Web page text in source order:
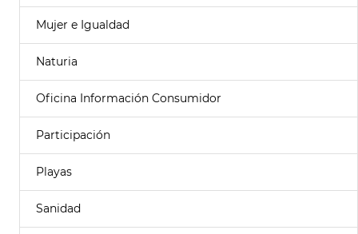
Mujer e Igualdad
Naturia
Oficina Información Consumidor
Participación
Playas
Sanidad